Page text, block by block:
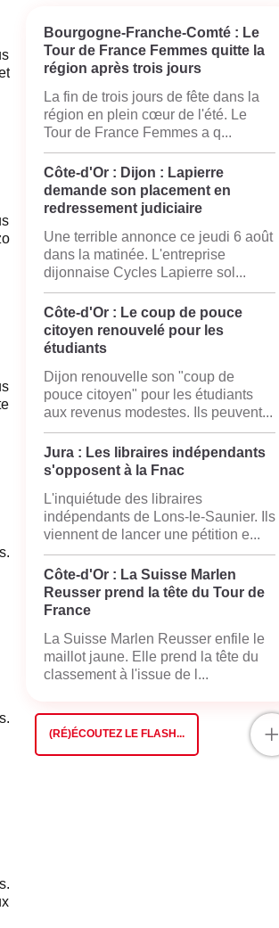
Bourgogne-Franche-Comté : Le
Tour de France Femmes quitte la
région après trois jours
La fin de trois jours de fête dans la
région en plein cœur de l'été. Le
Tour de France Femmes a q...
Côte-d'Or : Dijon : Lapierre
demande son placement en
redressement judiciaire
Une terrible annonce ce jeudi 6 août
dans la matinée. L'entreprise
dijonnaise Cycles Lapierre sol...
Côte-d'Or : Le coup de pouce
citoyen renouvelé pour les
étudiants
Dijon renouvelle son "coup de
pouce citoyen" pour les étudiants
aux revenus modestes. Ils peuvent...
Jura : Les libraires indépendants
s'opposent à la Fnac
L'inquiétude des libraires
indépendants de Lons-le-Saunier. Ils
viennent de lancer une pétition e...
Côte-d'Or : La Suisse Marlen
Reusser prend la tête du Tour de
France
La Suisse Marlen Reusser enfile le
maillot jaune. Elle prend la tête du
classement à l'issue de l...
(RÉ)ÉCOUTEZ LE FLASH... +